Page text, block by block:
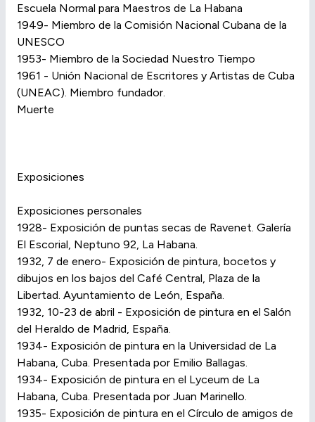
Escuela Normal para Maestros de La Habana
1949- Miembro de la Comisión Nacional Cubana de la
UNESCO
1953- Miembro de la Sociedad Nuestro Tiempo
1961 - Unión Nacional de Escritores y Artistas de Cuba
(UNEAC). Miembro fundador.
Muerte
Exposiciones
Exposiciones personales
1928- Exposición de puntas secas de Ravenet. Galería
El Escorial, Neptuno 92, La Habana.
1932, 7 de enero- Exposición de pintura, bocetos y
dibujos en los bajos del Café Central, Plaza de la
Libertad. Ayuntamiento de León, España.
1932, 10-23 de abril - Exposición de pintura en el Salón
del Heraldo de Madrid, España.
1934- Exposición de pintura en la Universidad de La
Habana, Cuba. Presentada por Emilio Ballagas.
1934- Exposición de pintura en el Lyceum de La
Habana, Cuba. Presentada por Juan Marinello.
1935- Exposición de pintura en el Círculo de amigos de